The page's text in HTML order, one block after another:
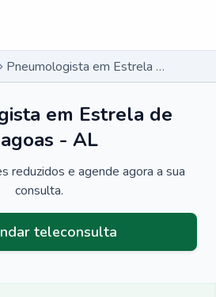
Pneumologista em Estrela de Alagoas - AL
em Estrela de
- AL
reduzidos e agende agora a sua
consulta.
teleconsulta